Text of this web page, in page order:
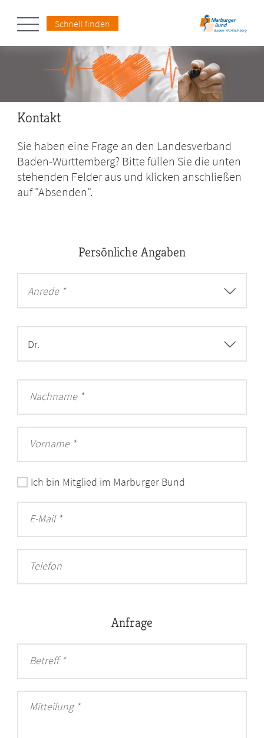
Schnell finden
Kontakt
Sie haben eine Frage an den Landesverband
Baden-Württemberg? Bitte füllen Sie die unten
stehenden Felder aus und klicken anschließen
auf "Absenden".
Persönliche Angaben
Anrede *
Dr.
Nachname
Vorname
Ich bin Mitglied im Marburger Bund
E-Mail
Telefon
Anfrage
Betreff
Mitteilung